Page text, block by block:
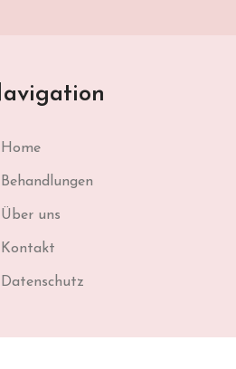
Home
Behandlungen
Über uns
Kontakt
Datenschutz